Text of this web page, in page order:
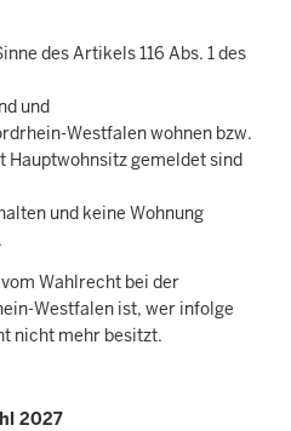
des Artikels 116 Abs. 1 des
und
Westfalen wohnen bzw.
Hauptwohnsitz gemeldet sind
und keine Wohnung
Wahlrecht bei der
Westfalen ist, wer infolge
nicht mehr besitzt.
2027